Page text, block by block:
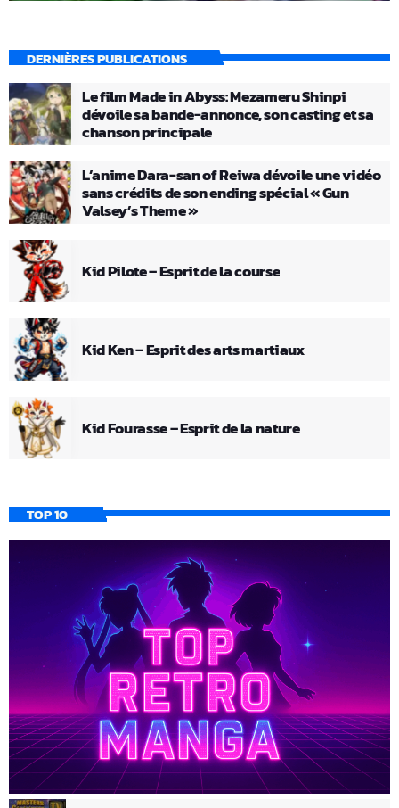
DERNIÈRES PUBLICATIONS
Le film Made in Abyss: Mezameru Shinpi
dévoile sa bande-annonce, son casting et sa
chanson principale
L’anime Dara-san of Reiwa dévoile une vidéo
sans crédits de son ending spécial « Gun
Valsey’s Theme »
Kid Pilote – Esprit de la course
Kid Ken – Esprit des arts martiaux
Kid Fourasse – Esprit de la nature
TOP 10